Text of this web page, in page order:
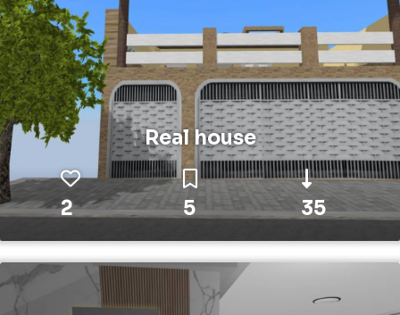
Real house
2 5 35